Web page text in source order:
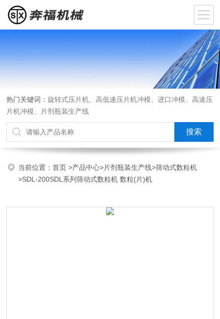
热门关键词：旋转式压片机、高低速压片机冲模、进口冲模、高速压
片机冲模、片剂瓶装生产线
当前位置：首页>产品中心>片剂瓶装生产线>筛动式数粒机
>SDL-200SDL系列筛动式数粒机 数粒(片)机